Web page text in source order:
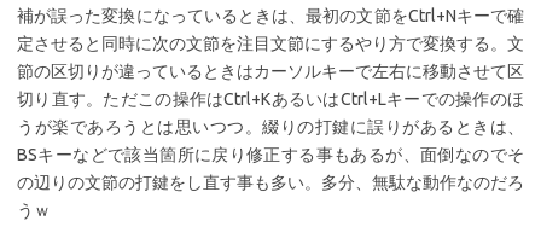
補が誤った変換になっているときは、最初の文節をCtrl+Nキーで確
定させると同時に次の文節を注目文節にするやり方で変換する。文
節の区切りが違っているときはカーソルキーで左右に移動させて区
切り直す。ただこの操作はCtrl+KあるいはCtrl+Lキーでの操作のほ
うが楽であろうとは思いつつ。綴りの打鍵に誤りがあるときは、
BSキーなどで該当箇所に戻り修正する事もあるが、面倒なのでそ
の辺りの文節の打鍵をし直す事も多い。多分、無駄な動作なのだろ
うｗ